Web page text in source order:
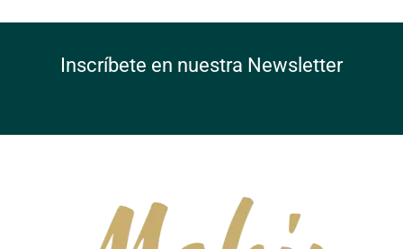
Inscríbete en nuestra Newsletter